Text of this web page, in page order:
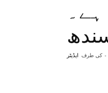
ہے۔
کی طرف ایڈیٹر -